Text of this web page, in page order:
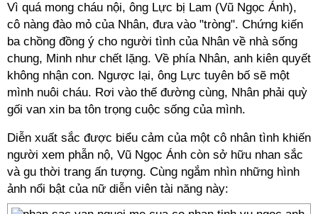
Vì quá mong cháu nội, ông Lực bị Lam (Vũ Ngọc Ánh),
cô nàng đào mỏ của Nhân, đưa vào "tròng". Chứng kiến
ba chồng đồng ý cho người tình của Nhân về nhà sống
chung, Minh như chết lặng. Về phía Nhân, anh kiên quyết
không nhận con. Ngược lại, ông Lực tuyên bố sẽ một
mình nuôi cháu. Rơi vào thế đường cùng, Nhân phải quỳ
gối van xin ba tôn trọng cuộc sống của mình.
Diễn xuất sắc được biểu cảm của một cô nhân tình khiến
người xem phẫn nộ, Vũ Ngọc Ánh còn sở hữu nhan sắc
và gu thời trang ấn tượng. Cùng ngắm nhìn những hình
ảnh nổi bật của nữ diễn viên tài năng này: